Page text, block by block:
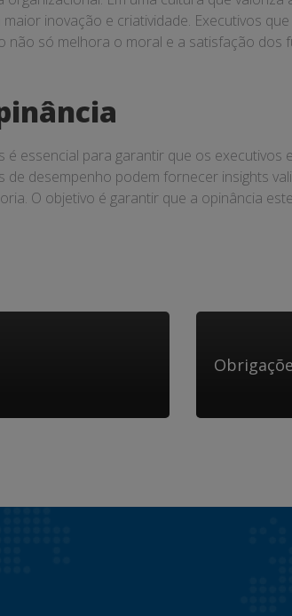
inovação e criatividade. Executivos
não só melhora o moral e a satisfação
essencial para garantir que os
desempenho podem fornecer insights
O objetivo é garantir que a opinância